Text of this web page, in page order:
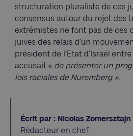
structuration pluraliste de ces
consensus autour du rejet des
extrémistes ne font pas de ces
juives des relais d’un
président de l’Etat d’Israël entre
accusait « de présenter un
lois raciales de Nuremberg ».
Écrit par : Nicolas Zomersztajn
Rédacteur en chef